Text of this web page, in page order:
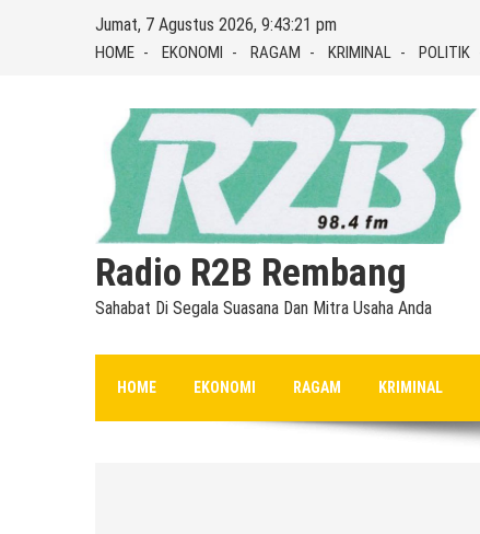
Jumat, 7 Agustus 2026, 9:43:22 pm
HOME EKONOMI RAGAM KRIMINAL POLITIK
Radio R2B Rembang
Sahabat Di Segala Suasana Dan Mitra Usaha Anda
HOME EKONOMI RAGAM KRIMINAL